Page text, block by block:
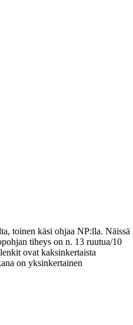
toinen käsi ohjaa NP:lla. Näissä
tiheys on n. 13 ruutua/10
ovat kaksinkertaista
on yksinkertainen